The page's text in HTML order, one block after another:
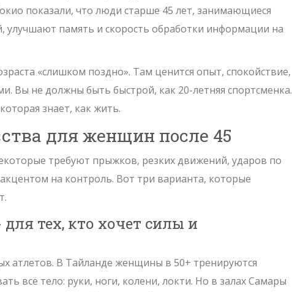
показали, что люди старше 45 лет, занимающиеся
улучшают память и скорость обработки информации на
«слишком поздно». Там ценится опыт, спокойствие,
Вы не должны быть быстрой, как 20-летняя спортсменка.
знает, как жить.
для женщин после 45
требуют прыжков, резких движений, ударов по
на контроль. Вот три варианта, которые
тех, кто хочет силы и
атлетов. В Тайланде женщины в 50+ тренируются
всё тело: руки, ноги, колени, локти. Но в залах Самары